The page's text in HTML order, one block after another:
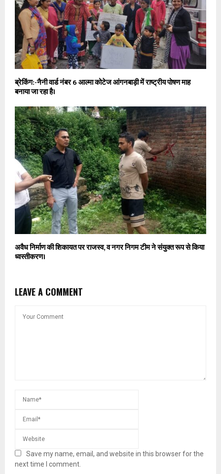
ब्रेकिंग:-नैनी वार्ड नंबर 6 आल्मा कोटेज आंगनबाड़ी में राष्ट्रीय पोषण माह
बनाया जा रहा है।
अवैध निर्माण की शिकायत पर राजस्व, व नगर निगम टीम ने संयुक्त रूप से किया
ध्वस्तीकरण।
LEAVE A COMMENT
Save my name, email, and website in this browser for the
next time I comment.